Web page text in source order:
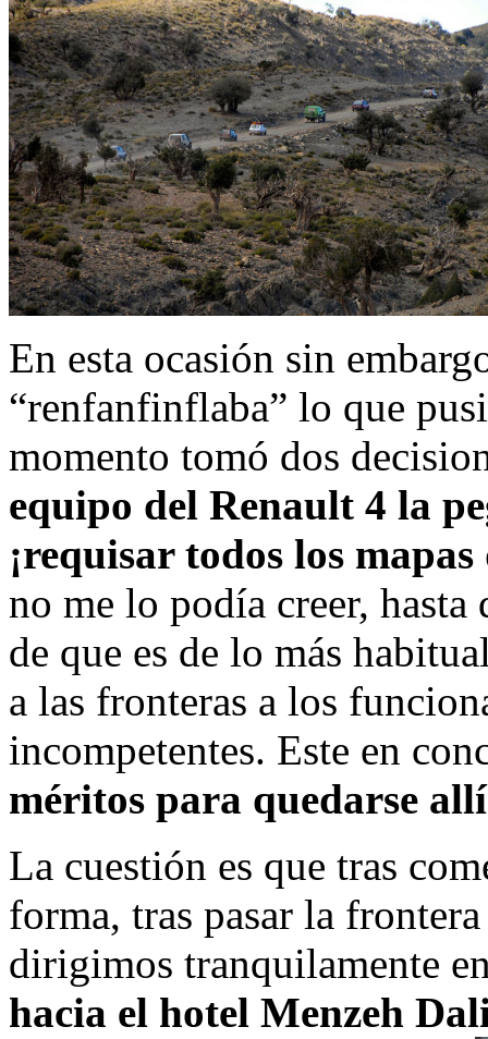
En esta ocasión sin
“renfanfinflaba” lo que
momento tomó dos
equipo del Renault 4 la
¡requisar todos los
no me lo podía creer, hasta
de que es de lo más
a las fronteras a los
incompetentes. Este en
méritos para quedarse
La cuestión es que tras
forma, tras pasar la
dirigimos tranquilamente
hacia el hotel Menzeh